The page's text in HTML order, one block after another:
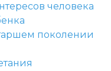
человека
поколении